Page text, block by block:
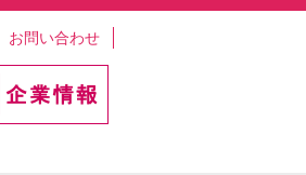
お問い合わせ